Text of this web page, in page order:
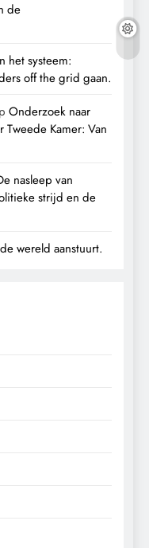
de
het systeem:
off the grid gaan.
Onderzoek naar
Kamer: Van
nasleep van
strijd en de
wereld aanstuurt.